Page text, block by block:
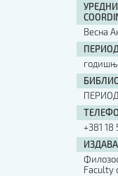
Весна
+381 18
Faculty